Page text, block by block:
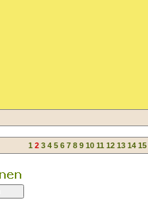
1 2 3 4 5 6 7 8 9 10 11 12 13 14 15